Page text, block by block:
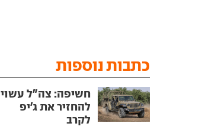
כתבות נוספות
חשיפה: צה"ל עשוי
להחזיר את ג'יפ
לקרב